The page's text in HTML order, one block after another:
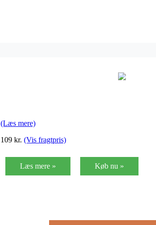
(Læs mere)
109 kr. (Vis fragtpris)
Læs mere » Køb nu »